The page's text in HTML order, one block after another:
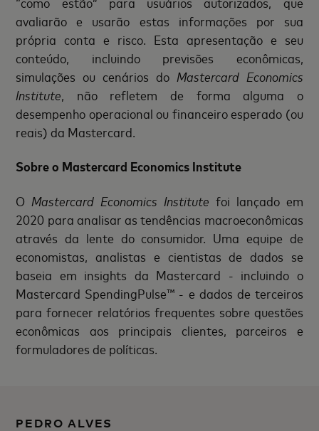
avaliarão e usarão estas informações por sua
própria conta e risco. Esta apresentação e seu
conteúdo, incluindo previsões econômicas,
simulações ou cenários do Mastercard Economics
Institute, não refletem de forma alguma o
desempenho operacional ou financeiro esperado (ou
reais) da Mastercard.
Sobre o Mastercard Economics Institute
O Mastercard Economics Institute foi lançado em
2020 para analisar as tendências macroeconômicas
através da lente do consumidor. Uma equipe de
economistas, analistas e cientistas de dados se
baseia em insights da Mastercard - incluindo o
Mastercard SpendingPulse™ - e dados de terceiros
para fornecer relatórios frequentes sobre questões
econômicas aos principais clientes, parceiros e
formuladores de políticas.
PEDRO ALVES